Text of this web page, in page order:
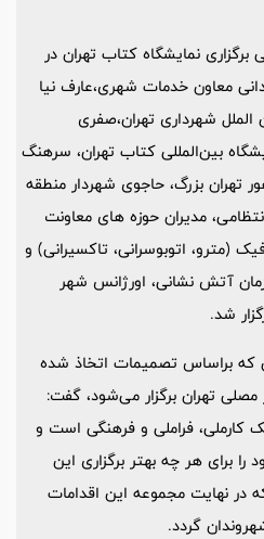
نمایشگاه کتاب تهران در
معاون خدمات شهری،عارف نیا
الملل شهرداری تهران،صفری
بین‌المللی کتاب تهران، سرهنگ
تهران بزرگ، حاجوی شهردار منطقه
6، نیروی انتظامی، مدیران حوزه های معاونت
(مترو، اتوبوسرانی، تاکسیرانی) و
آتش نشانی، اورژانس شهر
شد.
که براساس تصمیمات اتخاذ شده
تهران برگزار می‌شود، گفت:
کارملی، فراملی و فرهنگی است و
برای هر چه بهتر برگزاری این
در نهایت مجموعه این اقدامات
گردد.